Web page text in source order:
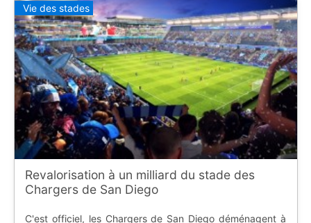
Vie des stades
Revalorisation à un milliard du stade des
Chargers de San Diego
C'est officiel, les Chargers de San Diego déménagent à